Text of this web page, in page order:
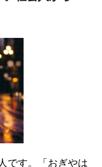
です。「おぎやは